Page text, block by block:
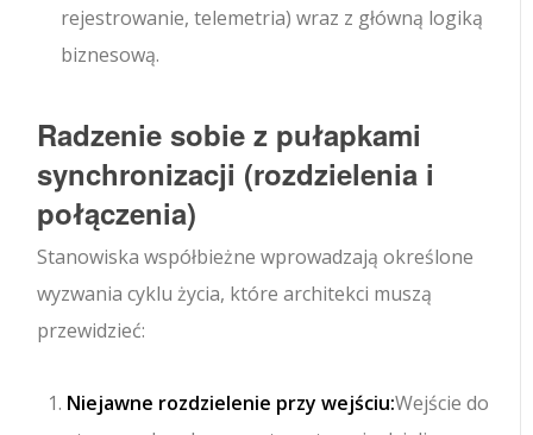
rejestrowanie, telemetria) wraz z główną logiką
biznesową.
Radzenie sobie z pułapkami
synchronizacji (rozdzielenia i
połączenia)
Stanowiska współbieżne wprowadzają określone
wyzwania cyklu życia, które architekci muszą
przewidzieć:
Niejawne rozdzielenie przy wejściu:Wejście do